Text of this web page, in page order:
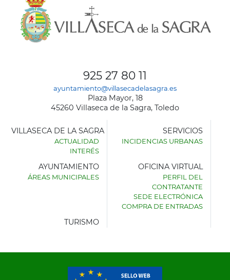
925 27 80 11
ayuntamiento@villasecadelasagra.es
Plaza Mayor, 18
45260 Villaseca de la Sagra, Toledo
AYUNTAMIENTO
VILLASECA DE LA SAGRA
ACTUALIDAD
INTERÉS
SERVICIOS
INCIDENCIAS URBANAS
AYUNTAMIENTO
ÁREAS MUNICIPALES
OFICINA VIRTUAL
PERFIL DEL
CONTRATANTE
SEDE ELECTRÓNICA
COMPRA DE ENTRADAS
TURISMO